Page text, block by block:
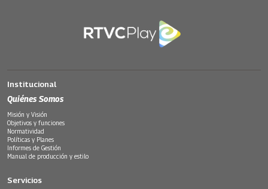
Institucional
Quiénes Somos
Misión y Visión
Objetivos y funciones
Normatividad
Políticas y Planes
Informes de Gestión
Manual de producción y estilo
Servicios